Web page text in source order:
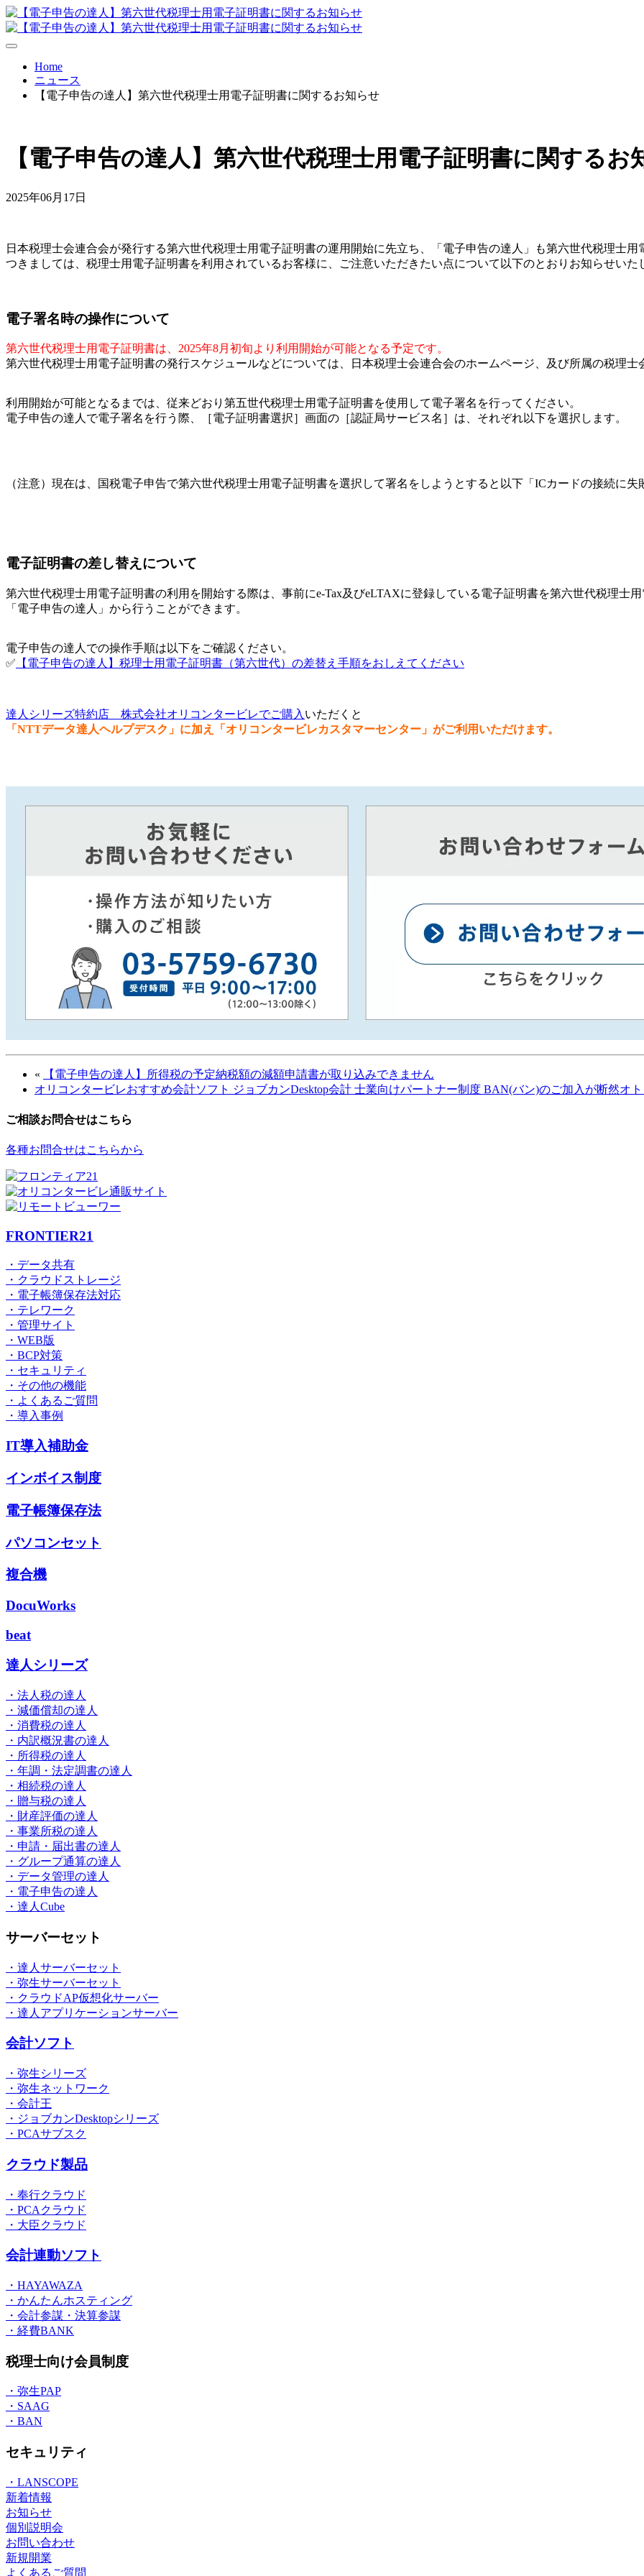
Home
ニュース
【電子申告の達人】第六世代税理士用電子証明書に関するお知らせ
【電子申告の達人】第六世代税理士用電子証明書に関するお
2025年06月17日
日本税理士会連合会が発行する第六世代税理士用電子証明書の運用開始に先立ち、「電子申告の達人」も第六世代税理士用
つきましては、税理士用電子証明書を利用されているお客様に、ご注意いただきたい点について以下のとおりお知らせいた
電子署名時の操作について
第六世代税理士用電子証明書は、2025年8月初旬より利用開始が可能となる予定です。
第六世代税理士用電子証明書の発行スケジュールなどについては、日本税理士会連合会のホームページ、及び所属の税理士
利用開始が可能となるまでは、従来どおり第五世代税理士用電子証明書を使用して電子署名を行ってください。
電子申告の達人で電子署名を行う際、［電子証明書選択］画面の［認証局サービス名］は、それぞれ以下を選択します。
（注意）現在は、国税電子申告で第六世代税理士用電子証明書を選択して署名をしようとすると以下「ICカードの接続に失
電子証明書の差し替えについて
第六世代税理士用電子証明書の利用を開始する際は、事前にe-Tax及びeLTAXに登録している電子証明書を第六世代税理士
「電子申告の達人」から行うことができます。
電子申告の達人での操作手順は以下をご確認ください。
✅ 【電子申告の達人】税理士用電子証明書（第六世代）の差替え手順をおしえてください
達人シリーズ特約店 株式会社オリコンタービレでご購入 いただくと
「NTTデータ達人ヘルプデスク」に加え「オリコンタービレカスタマーセンター」がご利用いただけます。
«
【電子申告の達人】所得税の予定納税額の減額申請書が取り込みできません
オリコンタービレおすすめ会計ソフト ジョブカンDesktop会計 士業向けパートナー制度 BAN(バン)のご加入が断然オ
ご相談お問合せはこちら
各種お問合せはこちらから
FRONTIER21
・データ共有
・クラウドストレージ
・電子帳簿保存法対応
・テレワーク
・管理サイト
・WEB版
・BCP対策
・セキュリティ
・その他の機能
・よくあるご質問
・導入事例
IT導入補助金
インボイス制度
電子帳簿保存法
パソコンセット
複合機
DocuWorks
beat
達人シリーズ
・法人税の達人
・減価償却の達人
・消費税の達人
・内訳概況書の達人
・所得税の達人
・年調・法定調書の達人
・相続税の達人
・贈与税の達人
・財産評価の達人
・事業所税の達人
・申請・届出書の達人
・グループ通算の達人
・データ管理の達人
・電子申告の達人
・達人Cube
サーバーセット
・達人サーバーセット
・弥生サーバーセット
・クラウドAP仮想化サーバー
・達人アプリケーションサーバー
会計ソフト
・弥生シリーズ
・弥生ネットワーク
・会計王
・ジョブカンDesktopシリーズ
・PCAサブスク
クラウド製品
・奉行クラウド
・PCAクラウド
・大臣クラウド
会計連動ソフト
・HAYAWAZA
・かんたんホスティング
・会計参謀・決算参謀
・経費BANK
税理士向け会員制度
・弥生PAP
・SAAG
・BAN
セキュリティ
・LANSCOPE
新着情報
お知らせ
個別説明会
お問い合わせ
新規開業
よくあるご質問